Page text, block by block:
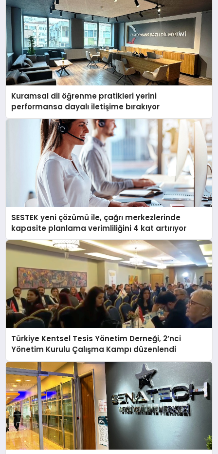
Kuramsal dil öğrenme pratikleri yerini
performansa dayalı iletişime bırakıyor
SESTEK yeni çözümü ile, çağrı merkezlerinde
kapasite planlama verimliliğini 4 kat artırıyor
Türkiye Kentsel Tesis Yönetim Derneği, 2’nci
Yönetim Kurulu Çalışma Kampı düzenlendi